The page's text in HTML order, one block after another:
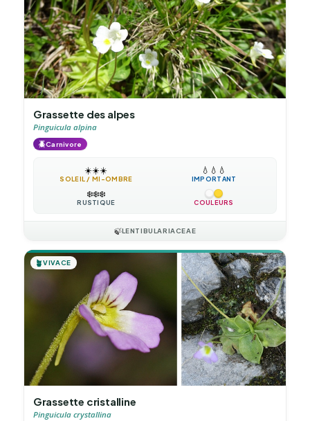
Grassette des alpes
Pinguicula alpina
🪲Carnivore
☀️☀️☀️
SOLEIL / MI-OMBRE
💧 💧 💧
IMPORTANT
❄️❄️❄️
RUSTIQUE COULEURS
🍃LENTIBULARIACEAE
🪴VIVACE
Grassette cristalline
Pinguicula crystallina